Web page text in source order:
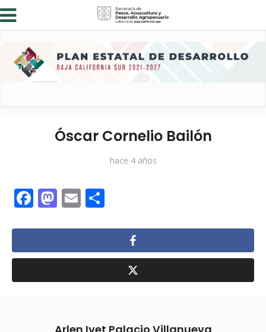
Óscar Cornelio Bailón
hace 4 años
Facebook
Mastodon
Email